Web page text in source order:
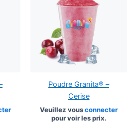
Poudre Granita® –
Cerise
Veuillez vousconnecter
pour voir les prix.